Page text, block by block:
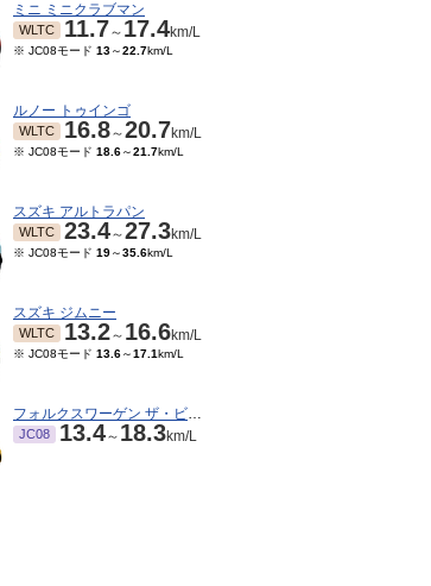
2021/06～2021/09
WLTC
ミニ ミニクラブマン
WLTC 11.7～ 17.4km/L
※ JC08モード 13～22.7km/L
ルノー トゥインゴ
WLTC 16.8～20.7km/L
※ JC08モード 18.6～21.7km/L
スズキ アルトラパン
WLTC 23.4～27.3km/L
※ JC08モード 19～35.6km/L
スズキ ジムニー
WLTC 13.2～ 16.6km/L
※ JC08モード 13.6～17.1km/L
フォルクスワーゲン ザ・ビートル
JC08 13.4～ 18.3km/L